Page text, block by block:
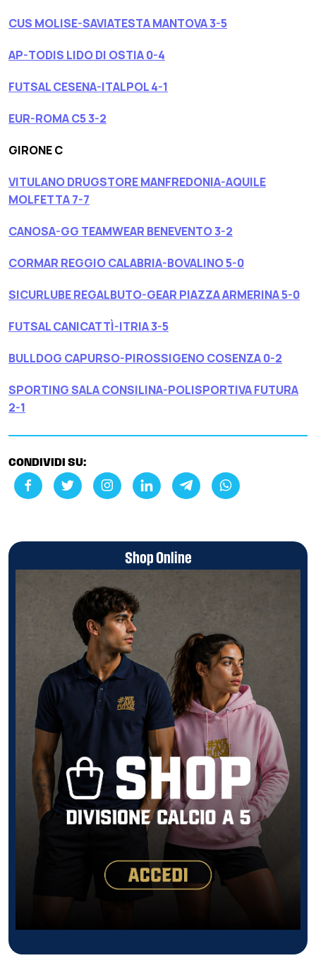
CUS MOLISE-SAVIATESTA MANTOVA 3-5
AP-TODIS LIDO DI OSTIA 0-4
FUTSAL CESENA-ITALPOL 4-1
EUR-ROMA C5 3-2
GIRONE C
VITULANO DRUGSTORE MANFREDONIA-AQUILE
MOLFETTA 7-7
CANOSA-GG TEAMWEAR BENEVENTO 3-2
CORMAR REGGIO CALABRIA-BOVALINO 5-0
SICURLUBE REGALBUTO-GEAR PIAZZA ARMERINA 5-0
FUTSAL CANICATTÌ-ITRIA 3-5
BULLDOG CAPURSO-PIROSSIGENO COSENZA 0-2
SPORTING SALA CONSILINA-POLISPORTIVA FUTURA
2-1
CONDIVIDI SU:
Shop Online